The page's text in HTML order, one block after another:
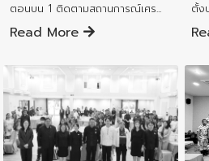
ตอนบน 1 ติดตามสถานการณ์เศร...
Read More
ตั้ง
ข่